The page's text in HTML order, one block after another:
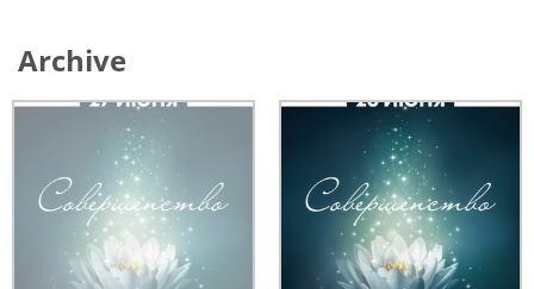
Archive